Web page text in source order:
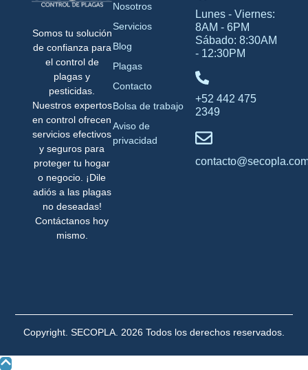
Somos tu solución
de confianza para
el control de
plagas y
pesticidas.
Nuestros expertos
en control ofrecen
servicios efectivos
y seguros para
proteger tu hogar
o negocio. ¡Dile
adiós a las plagas
no deseadas!
Contáctanos hoy
mismo.
Lunes - Viernes:
8AM - 6PM
Sábado: 8:30AM
- 12:30PM
+52 442 475
2349
Nosotros
Servicios
Blog
Plagas
Contacto
Bolsa de trabajo
Aviso de
privacidad
Copyright. SECOPLA. 2026 Todos los derechos reservados.